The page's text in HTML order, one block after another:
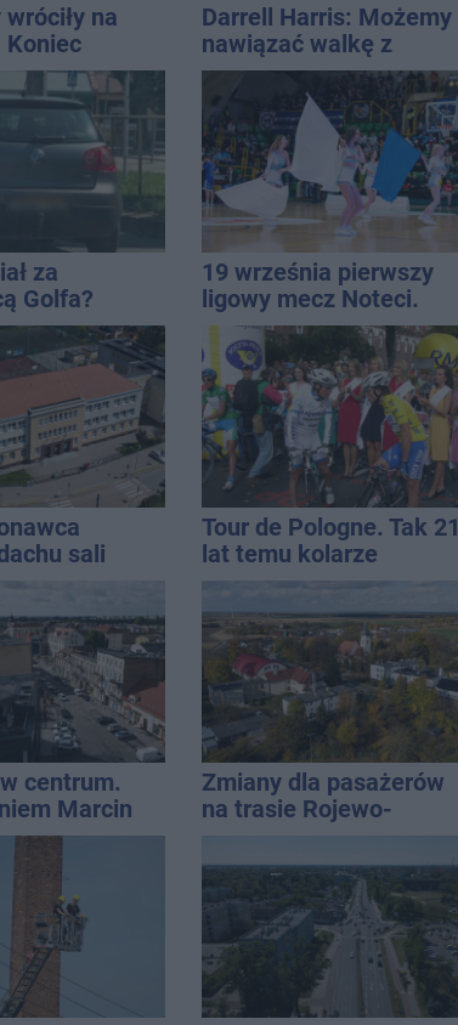
na
Koniec
Darrell Harris: Możemy
nawiązać walkę z
każdym w tej lidze
za
Golfa?
po
19 września pierwszy
ligowy mecz Noteci.
Znamy cały terminarz
sali
Tour de Pologne. Tak 21
lat temu kolarze
startowali z
Inowrocławia
centrum.
Marcin
w błędzie
Zmiany dla pasażerów
na trasie Rojewo-